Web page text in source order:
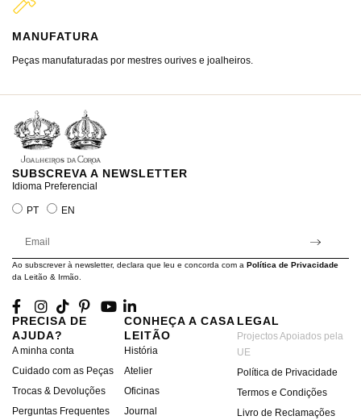
MANUFATURA
Peças manufaturadas por mestres ourives e joalheiros.
SUBSCREVA A NEWSLETTER
Idioma Preferencial
PT EN
Ao subscrever à newsletter, declara que leu e concorda com a Política de Privacidade
da Leitão & Irmão.
PRECISA DE
AJUDA?
A minha conta
Cuidado com as Peças
Trocas & Devoluções
Perguntas Frequentes
CONHEÇA A CASA
LEITÃO
História
Atelier
Oficinas
Journal
LEGAL
Projectos Apoiados pela
UE
Política de Privacidade
Termos e Condições
Livro de Reclamações